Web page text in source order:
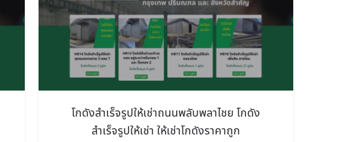
โกดังสำเร็จรูปให้เช่าถนนพลับพลาไชย โกดัง
สำเร็จรูปให้เช่า ให้เช่าโกดังราคาถูก